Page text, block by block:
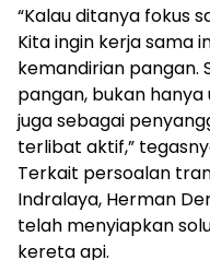
“Kalau ditanya fokus
Kita ingin kerja sama
kemandirian pangan.
pangan, bukan
juga sebagai
terlibat aktif,”
Terkait persoalan
Indralaya, Herman
telah menyiapkan
kereta api.